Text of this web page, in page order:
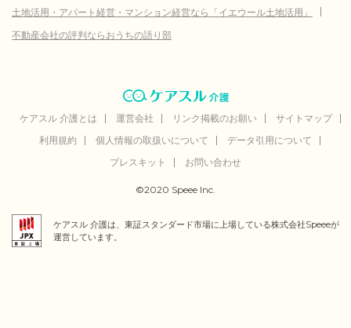
土地活用・アパート経営・マンション経営なら「イエウール土地活用」
不動産会社の評判ならおうちの語り部
ケアスル 介護とは 運営会社 リンク掲載のお願い
サイトマップ
利用規約
個人情報の取扱いについて
データ引用について
プレスキット
お問い合わせ
©2020 Speee Inc.
ケアスル 介護は、東証スタンダード市場に上場している株式会社Speeeが
運営しています。